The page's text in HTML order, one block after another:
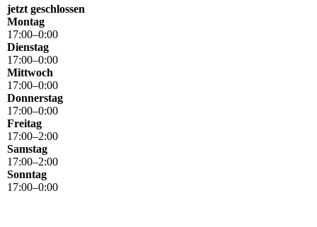
jetzt geschlossen
Montag
17:00–0:00
Dienstag
17:00–0:00
Mittwoch
17:00–0:00
Donnerstag
17:00–0:00
Freitag
17:00–2:00
Samstag
17:00–2:00
Sonntag
17:00–0:00